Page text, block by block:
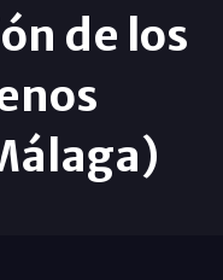
de los